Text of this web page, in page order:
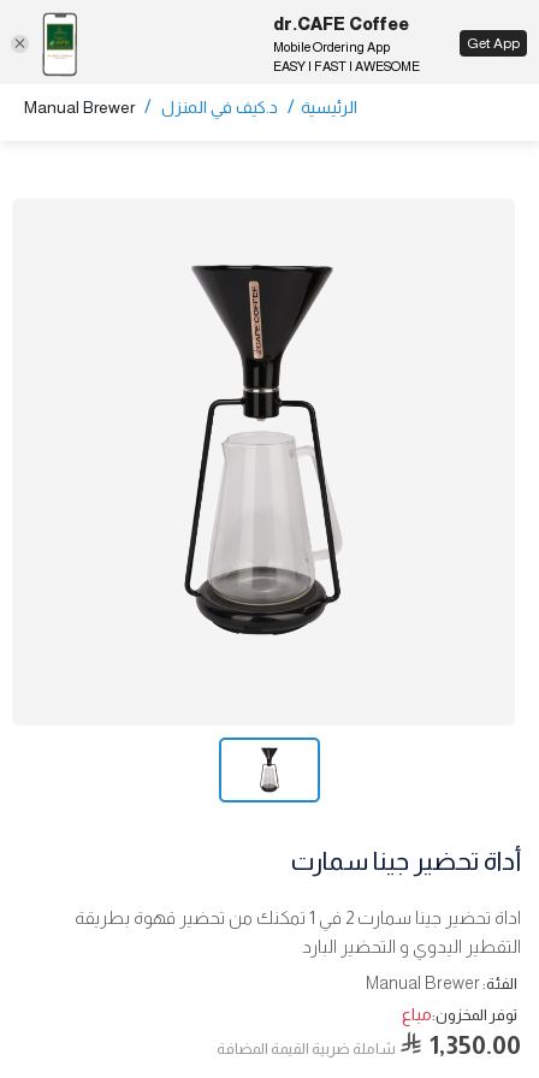
EN
الرئيسية / د.كيف في المنزل /
Manual Brewer
أداة تحضير جينا سمارت
اداة تحضير جينا سمارت 2 في 1 تمكنك من تحضير قهوة بطريقة
التقطير اليدوي و التحضير البارد
الفئة:Manual Brewer
توفر المخزون:مباع
1,350.00 شاملة ضربية القيمة المضافة
dr.CAFE Coffee
Mobile Ordering App
EASY | FAST | AWESOME
Get App